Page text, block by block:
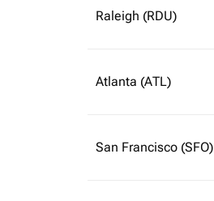
Raleigh (RDU)
Atlanta (ATL)
San Francisco (SFO)